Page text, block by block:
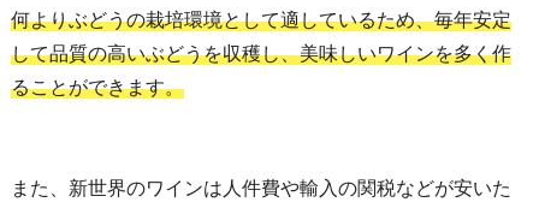
何よりぶどうの栽培環境として適しているため、毎年安定
して品質の高いぶどうを収穫し、美味しいワインを多く作
ることができます。
また、新世界のワインは人件費や輸入の関税などが安いた